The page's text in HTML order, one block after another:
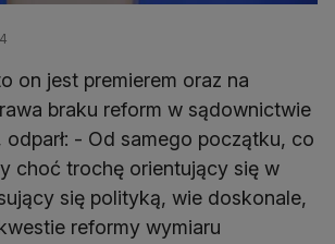
on jest premierem oraz na
braku reform w sądownictwie
- Od samego początku, co
choć trochę orientujący się w
się polityką, wie doskonale,
reformy wymiaru